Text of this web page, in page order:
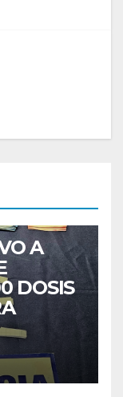
A
DOSIS